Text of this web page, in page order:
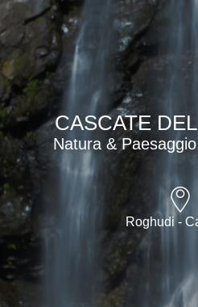
CASCATE
Natura &
Roghudi -